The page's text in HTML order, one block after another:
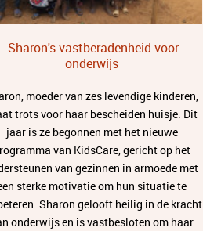
Sharon's vastberadenheid voor
onderwijs
moeder van zes levendige kinderen,
trots voor haar bescheiden huisje. Dit
jaar is ze begonnen met het nieuwe
van KidsCare, gericht op het
van gezinnen in armoede met
sterke motivatie om hun situatie te
Sharon gelooft heilig in de kracht
onderwijs en is vastbesloten om haar